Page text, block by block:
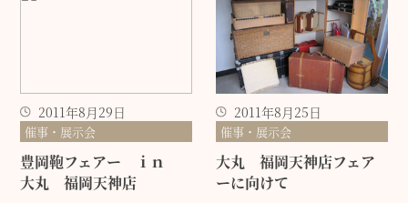
2011年8月29日
催事・展示会
豊岡鞄フェアー ｉｎ
大丸 福岡天神店
2011年8月25日
催事・展示会
大丸 福岡天神店フェア
ーに向けて